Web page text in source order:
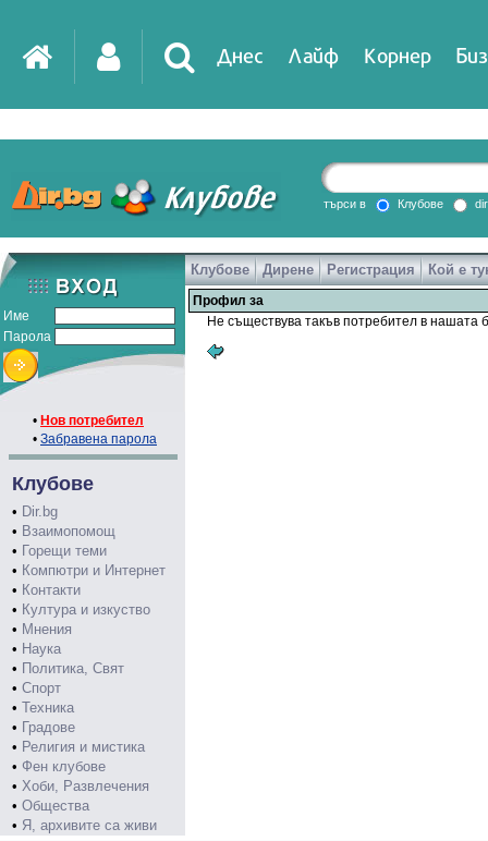
Днес Лайф Корнер
DirTV Impressio
Games
търси в Клубове
Име
Парола
• Нов потребител
• Забравена парола
Клубове
• Dir.bg
• Взаимопомощ
• Горещи теми
• Компютри и Интернет
• Контакти
• Култура и изкуство
• Мнения
• Наука
• Политика, Свят
• Спорт
• Техника
• Градове
• Религия и мистика
• Фен клубове
• Хоби, Развлечения
• Общества
• Я, архивите са живи
Клубове Дирене Регистрация Кой е
Профил за
Не съществува такъв потребител в нашата